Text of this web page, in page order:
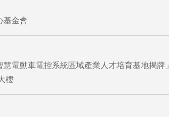
基金會
電動車電控系統區域產業人才培育基地揭牌」
樓